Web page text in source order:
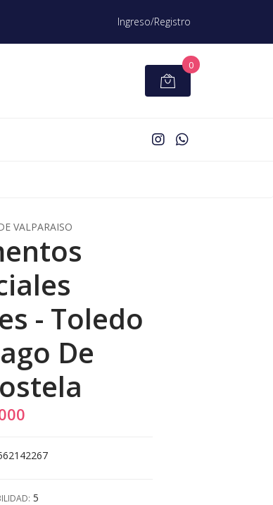
Ingreso/Registro
0
VALPARAISO
- Toledo
De
5